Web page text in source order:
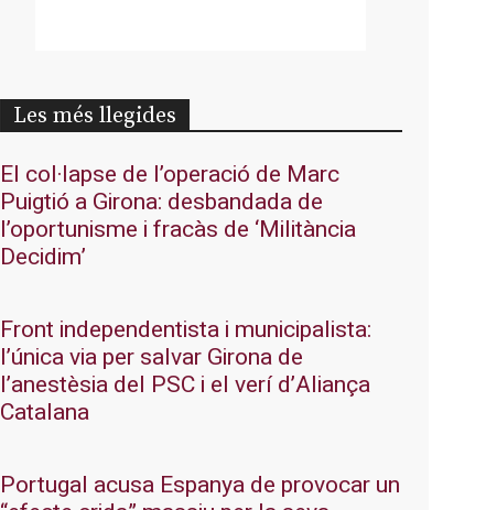
Les més llegides
El col·lapse de l’operació de Marc
Puigtió a Girona: desbandada de
l’oportunisme i fracàs de ‘Militància
Decidim’
Front independentista i municipalista:
l’única via per salvar Girona de
l’anestèsia del PSC i el verí d’Aliança
Catalana
Portugal acusa Espanya de provocar un